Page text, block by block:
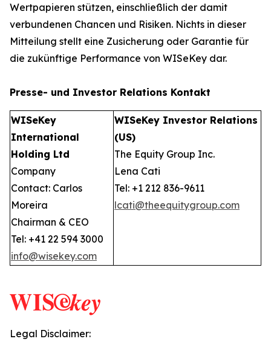
Wertpapieren stützen, einschließlich der damit
verbundenen Chancen und Risiken. Nichts in dieser
Mitteilung stellt eine Zusicherung oder Garantie für
die zukünftige Performance von WISeKey dar.
Presse- und Investor Relations Kontakt
WISeKey
International
Holding Ltd
Company
Contact: Carlos
Moreira
Chairman & CEO
Tel: +41 22 594 3000
info@wisekey.com
WISeKey Investor Relations
(US)
The Equity Group Inc.
Lena Cati
Tel: +1 212 836-9611
lcati@theequitygroup.com
Legal Disclaimer: